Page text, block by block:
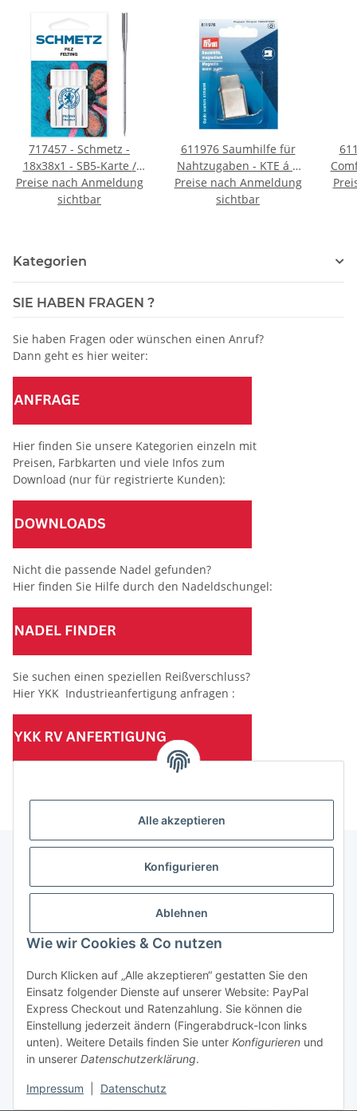
Alle akzeptieren
Konfigurieren
Ablehnen
Wie wir Cookies & Co nutzen
Durch Klicken auf „Alle akzeptieren“ gestatten Sie den
Einsatz folgender Dienste auf unserer Website: PayPal
Express Checkout und Ratenzahlung. Sie können die
Einstellung jederzeit ändern (Fingerabdruck-Icon links
unten). Weitere Details finden Sie unter Konfigurieren und
in unserer Datenschutzerklärung.
Impressum Datenschutz
717457 - Schmetz -
18x38x1 - SB5-Karte /
Preis pro Karte
Preise nach Anmeldung
sichtbar
611976 Saumhilfe für
Nahtzugaben - KTE á 1
ST
Preise nach Anmeldung
sichtbar
Kategorien
SIE HABEN FRAGEN ?
Sie haben Fragen oder wünschen einen Anruf?
Dann geht es hier weiter:
Hier finden Sie unsere Kategorien einzeln mit
Preisen, Farbkarten und viele Infos zum
Download (nur für registrierte Kunden):
Nicht die passende Nadel gefunden?
Hier finden Sie Hilfe durch den Nadeldschungel:
Sie suchen einen speziellen Reißverschluss?
Hier YKK Industrieanfertigung anfragen :
(Mindesttabnahmemenge 10 Stück je Länge und Farbe)
Informationen
Gesetzliche Informationen
Vertrag widerrufen
* Alle Preise zzgl. gesetzlicher USt., zzgl.